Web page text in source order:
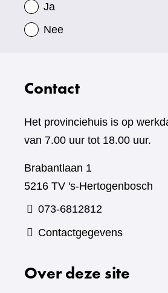
Ja
Nee
Contact
Het provinciehuis is op
van 7.00 uur tot 18.00 uur.
Brabantlaan 1
5216 TV 's-Hertogenbosch
073-6812812
Contactgegevens
Over deze site